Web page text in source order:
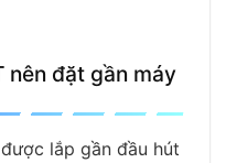
nên đặt gần máy
lắp gần đầu hút